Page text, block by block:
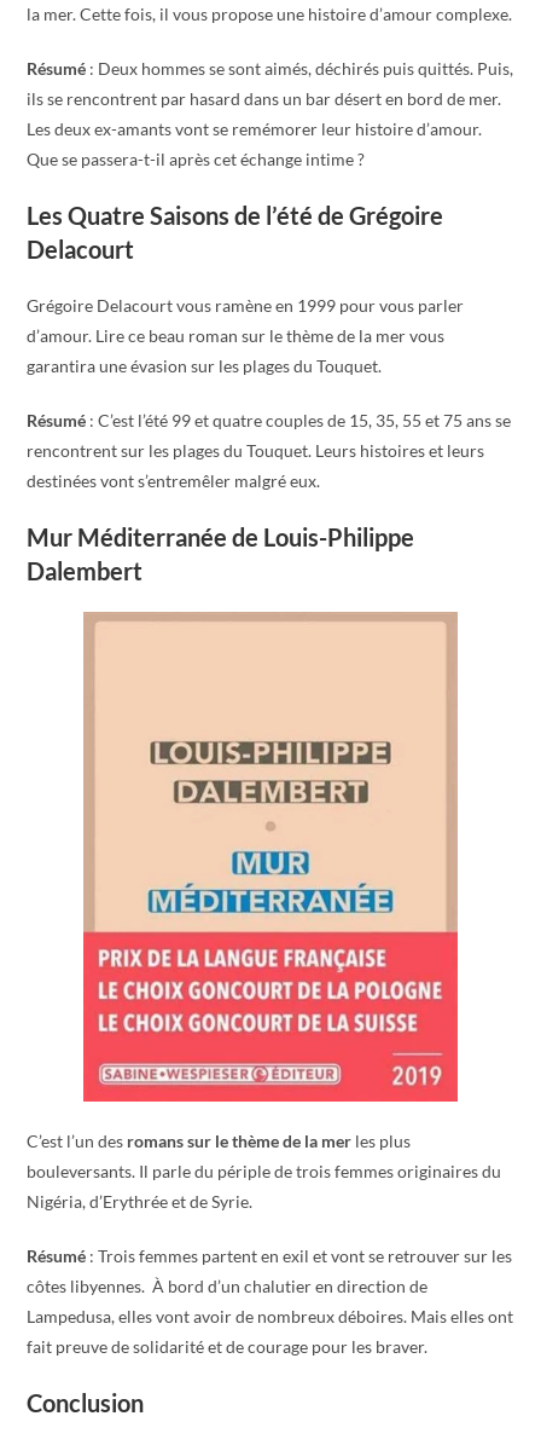
la mer. Cette fois, il vous propose une histoire d’amour complexe.
Résumé : Deux hommes se sont aimés, déchirés puis quittés. Puis,
ils se rencontrent par hasard dans un bar désert en bord de mer.
Les deux ex-amants vont se remémorer leur histoire d’amour.
Que se passera-t-il après cet échange intime ?
Les Quatre Saisons de l’été de Grégoire
Delacourt
Grégoire Delacourt vous ramène en 1999 pour vous parler
d’amour. Lire ce beau roman sur le thème de la mer vous
garantira une évasion sur les plages du Touquet.
Résumé : C’est l’été 99 et quatre couples de 15, 35, 55 et 75 ans se
rencontrent sur les plages du Touquet. Leurs histoires et leurs
destinées vont s’entremêler malgré eux.
Mur Méditerranée de Louis-Philippe
Dalembert
C’est l’un des romans sur le thème de la mer les plus
bouleversants. Il parle du périple de trois femmes originaires du
Nigéria, d’Erythrée et de Syrie.
Résumé : Trois femmes partent en exil et vont se retrouver sur les
côtes libyennes. À bord d’un chalutier en direction de
Lampedusa, elles vont avoir de nombreux déboires. Mais elles ont
fait preuve de solidarité et de courage pour les braver.
Conclusion